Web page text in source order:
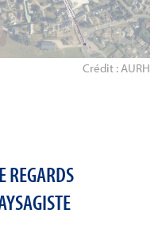
Crédit : AURH
REGARDS